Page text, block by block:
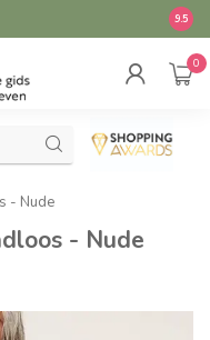
9.5
0
- Nude
- Nude